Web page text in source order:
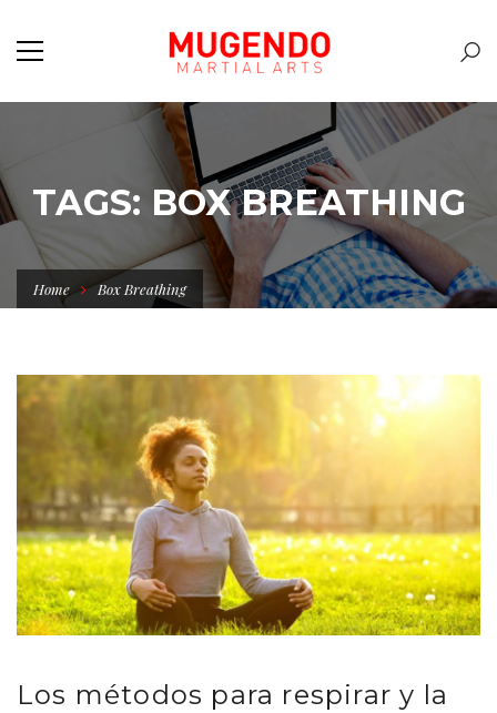
TAGS: BOX BREATHING
Home Box Breathing
Los métodos para respirar y la